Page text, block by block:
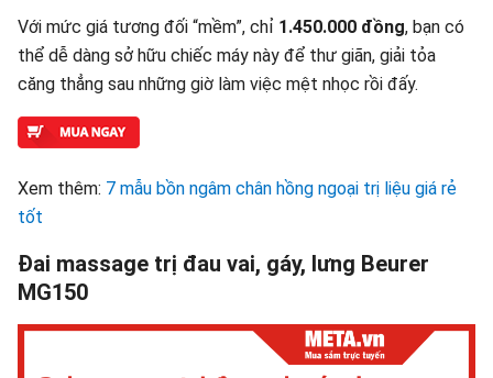
Với mức giá tương đối “mềm”, chỉ 1.450.000 đồng, bạn có
thể dễ dàng sở hữu chiếc máy này để thư giãn, giải tỏa
căng thẳng sau những giờ làm việc mệt nhọc rồi đấy.
Xem thêm: 7 mẫu bồn ngâm chân hồng ngoại trị liệu giá rẻ
tốt
Đai massage trị đau vai, gáy, lưng Beurer
MG150